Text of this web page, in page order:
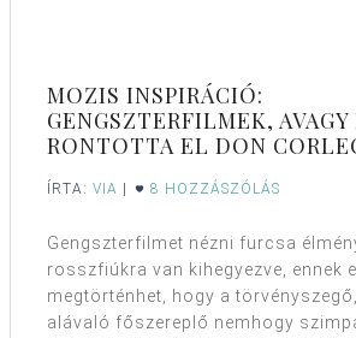
MOZIS INSPIRÁCIÓ:
GENGSZTERFILMEK,
RONTOTTA EL DON
ÍRTA: VIA 8 HOZZÁSZÓLÁS
Gengszterfilmet nézni furcsa
rosszfiúkra van kihegyezve, ennek
megtörténhet, hogy a
alávaló főszereplő nemhogy